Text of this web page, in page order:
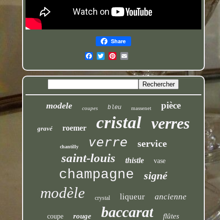
Share
modele coupes bleu massenet pièce
gravé roemer cristal verres
chantilly verre service
saint-louis thistle vase
champagne signé
modèle crystal liqueur ancienne
coupe rouge baccarat flûtes